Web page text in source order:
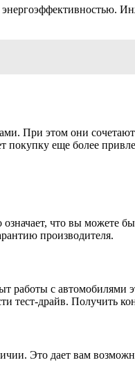
При этом они
покупку еще более
что вы можете
производителя.
работы с автомобилями
тест-драйв. Получить
Это дает вам